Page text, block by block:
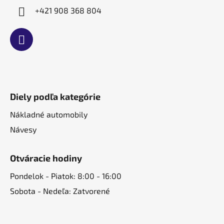
+421 908 368 804
Diely podľa kategórie
Nákladné automobily
Návesy
Otváracie hodiny
Pondelok - Piatok: 8:00 - 16:00
Sobota - Nedeľa: Zatvorené